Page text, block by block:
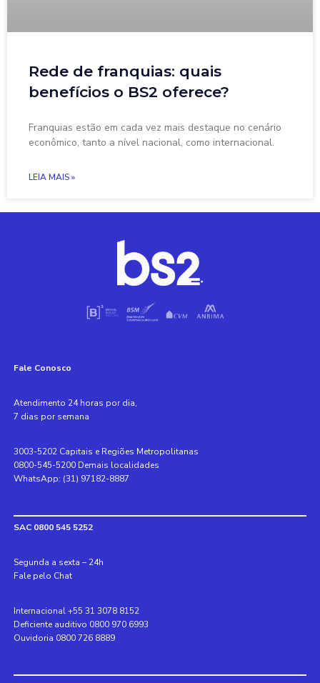
Rede de franquias: quais
benefícios o BS2 oferece?
Franquias estão em cada vez mais destaque no cenário
econômico, tanto a nível nacional, como internacional.
LEIA MAIS »
Fale Conosco
Atendimento 24 horas por dia,
7 dias por semana
3003-5202 Capitais e Regiões Metropolitanas
0800-545-5200 Demais localidades
WhatsApp: (31) 97182-8887
SAC 0800 545 5252
Segunda a sexta – 24h
Fale pelo Chat
Internacional +55 31 3078 8152
Deficiente auditivo 0800 970 6993
Ouvidoria 0800 726 8889